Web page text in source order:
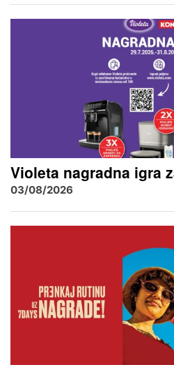
Violeta nagradna igra
03/08/2026